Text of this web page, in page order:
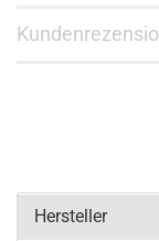
Hersteller